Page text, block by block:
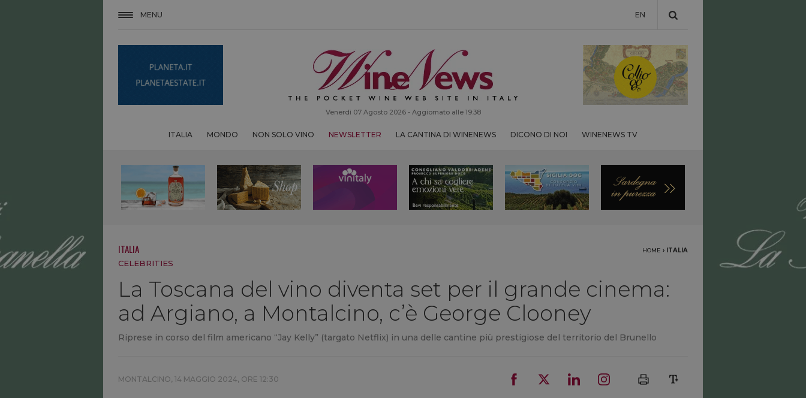
MENU EN
Venerdì 07 Agosto 2026 - Aggiornato alle 19:38
ITALIA MONDO NON SOLO VINO NEWSLETTER LA CANTINA DI WINENEWS DICONO DI NOI WINENEWS TV
ITALIA HOME › ITALIA
CELEBRITIES
La Toscana del vino diventa set per il grande cinema:
ad Argiano, a Montalcino, c’è George Clooney
Riprese in corso del film americano “Jay Kelly” (targato Netflix) in una delle cantine più prestigiose del territorio del Brunello
MONTALCINO, 14 MAGGIO 2024, ORE 12:30